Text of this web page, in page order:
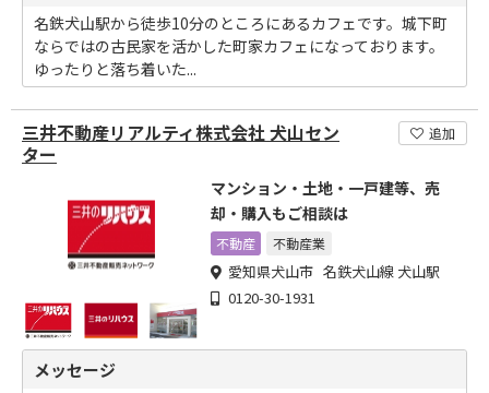
名鉄犬山駅から徒歩10分のところにあるカフェです。城下町
ならではの古民家を活かした町家カフェになっております。
ゆったりと落ち着いた...
三井不動産リアルティ株式会社 犬山セン
ター
追加
マンション・土地・一戸建等、売
却・購入もご相談は
不動産 不動産業
愛知県犬山市 名鉄犬山線 犬山駅
0120-30-1931
メッセージ